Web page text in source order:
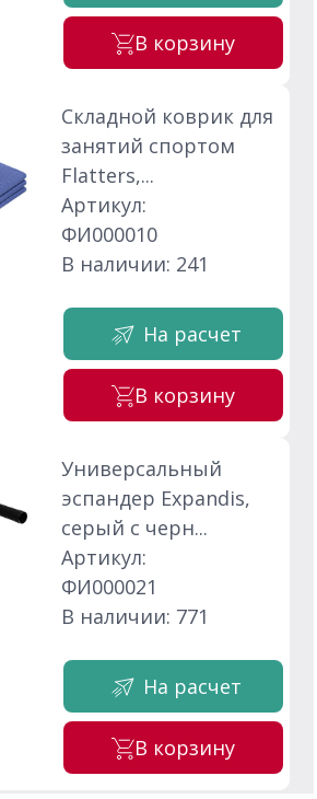
В корзину
Складной коврик для
занятий спортом
Flatters,...
Артикул:
ФИ000010
В наличии: 241
На расчет
В корзину
Универсальный
эспандер Expandis,
серый с черн...
Артикул:
ФИ000021
В наличии: 771
На расчет
В корзину